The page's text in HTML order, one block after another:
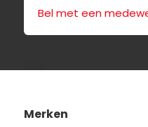
Bel met een
Merken